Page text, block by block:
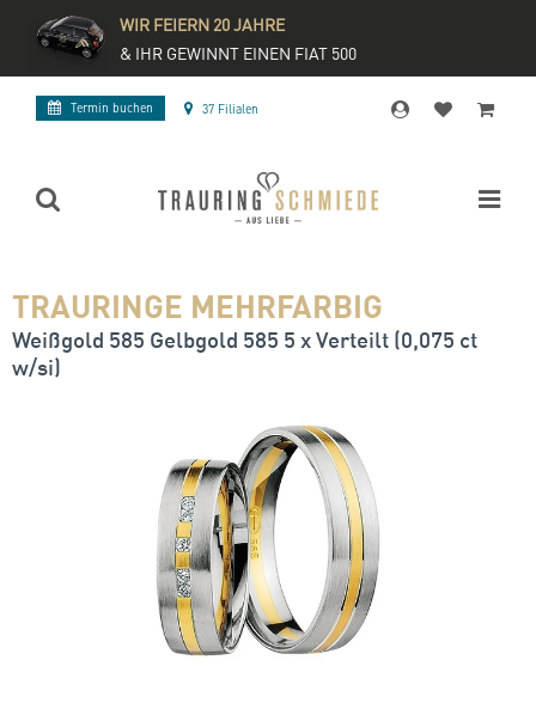
WIR FEIERN 20 JAHRE
& IHR GEWINNT EINEN FIAT 500
Termin buchen 37 Filialen
TRAURINGE MEHRFARBIG
Weißgold 585 Gelbgold 585 5 x Verteilt (0,075 ct
w/si)